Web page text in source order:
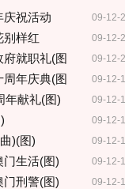
09-12-
庆祝活动
09-12-
别样红
09-12-
就职礼(图
09-12-
年庆典(图
09-12-
年献礼(图)
09-12-
09-12-
)(图)
09-12-
门生活(图)
09-12-
门刑警(图)